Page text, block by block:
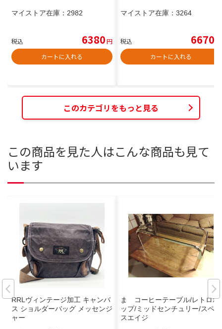
マイストア在庫： 2982
税込 6380円
カートに入れる
マイストア在庫： 3264
税込 6670
カートに入れる
このカテゴリをもっと見る
この商品を見た人はこんな商品も見て
います
RRLヴィンテージ加工 キャンバ
ス ショルダーバッグ メッセンジ
ャー
ま コーヒーテーブル/レトロポ
ップ/ミッドセンチュリー/スペー
スエイジ